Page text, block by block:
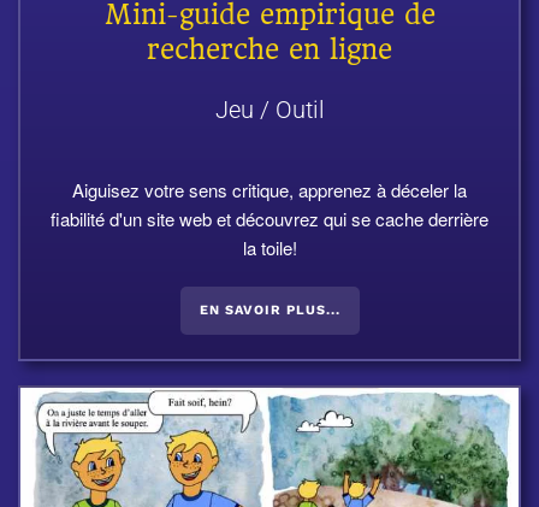
Mini-guide empirique de
recherche en ligne
Jeu / Outil
Aiguisez votre sens critique, apprenez à déceler la
fiabilité d'un site web et découvrez qui se cache derrière
la toile!
EN SAVOIR PLUS...